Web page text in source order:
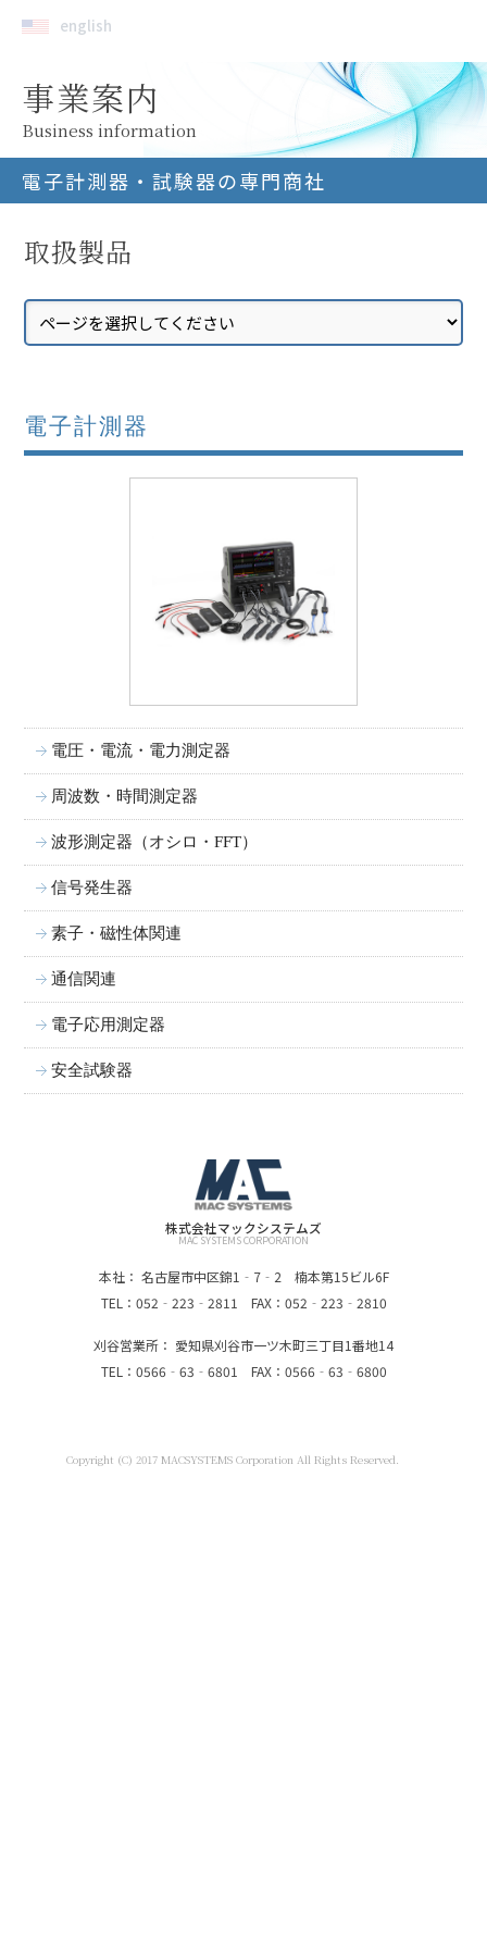
english
事業案内
Business information
電子計測器・試験器の専門商社
取扱製品
電子計測器
電圧・電流・電力測定器
周波数・時間測定器
波形測定器（オシロ・FFT）
信号発生器
素子・磁性体関連
通信関連
電子応用測定器
安全試験器
株式会社マックシステムズ
MAC SYSTEMS CORPORATION
本社： 名古屋市中区錦1‐7‐2 楠本第15ビル6F
TEL：052‐223‐2811 FAX：052‐223‐2810
刈谷営業所： 愛知県刈谷市一ツ木町三丁目1番地14
TEL：0566‐63‐6801 FAX：0566‐63‐6800
Copyright (C) 2017 MACSYSTEMS Corporation All Rights Reserved.